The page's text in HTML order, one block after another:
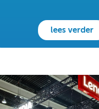
lees verder